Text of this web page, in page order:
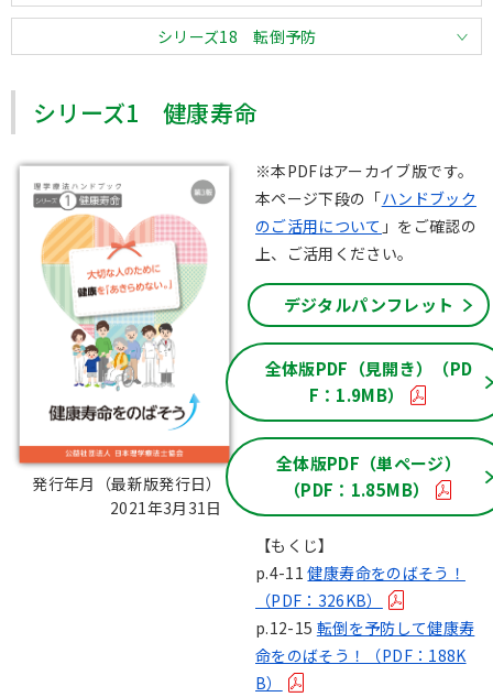
シリーズ18 転倒予防
シリーズ1 健康寿命
発行年月（最新版発行日）：
2021年3月31日
※本PDFはアーカイブ版です。
本ページ下段の「ハンドブック
のご活用について 」をご確認の
上、ご活用ください。
デジタルパンフレット
全体版PDF（見開き）（PD
F：1.9MB）
全体版PDF（単ページ）
（PDF：1.85MB）
【もくじ】
p.4-11健康寿命をのばそう！
（PDF：326KB）
p.12-15 転倒を予防して健康寿
命をのばそう！（PDF：188K
B）